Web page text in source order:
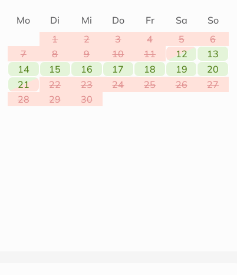
Mo Di Mi Do Fr Sa
So
1
2 3 4 5
6
7
8 9 10 11 12
13
14
15 16 17 18 19
20
21
22 23 24 25 26
27
28
29 30